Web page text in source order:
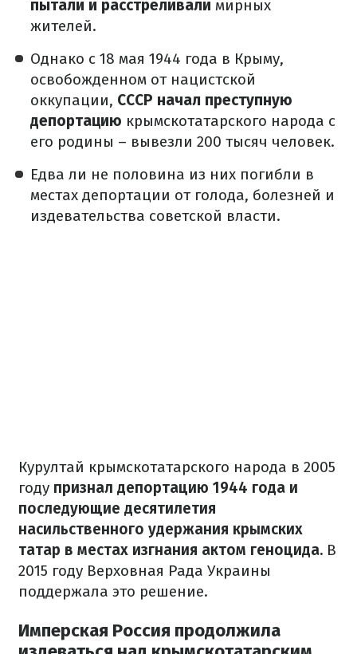
пытали и расстреливали мирных
жителей.
Однако с 18 мая 1944 года в Крыму,
освобожденном от нацистской
оккупации, СССР начал преступную
депортацию крымскотатарского народа с
его родины – вывезли 200 тысяч человек.
Едва ли не половина из них погибли в
местах депортации от голода, болезней и
издевательства советской власти.
Курултай крымскотатарского народа в 2005
году признал депортацию 1944 года и
последующие десятилетия
насильственного удержания крымских
татар в местах изгнания актом геноцида. В
2015 году Верховная Рада Украины
поддержала это решение.
Имперская Россия продолжила